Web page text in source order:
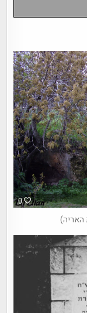
0
האריה)